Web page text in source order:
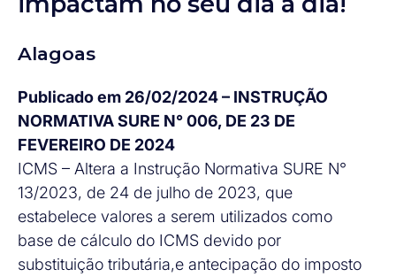
Alagoas
Publicado em 26/02/2024 – INSTRUÇÃO
NORMATIVA SURE N° 006, DE 23 DE
FEVEREIRO DE 2024
ICMS – Altera a Instrução Normativa SURE N°
13/2023, de 24 de julho de 2023, que
estabelece valores a serem utilizados como
base de cálculo do ICMS devido por
substituição tributária,e antecipação do imposto